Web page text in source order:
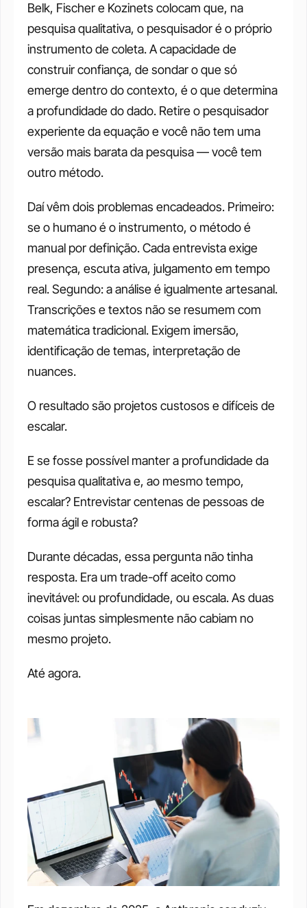
Belk, Fischer e Kozinets colocam que, na
pesquisa qualitativa, o pesquisador é o próprio
instrumento de coleta. A capacidade de
construir confiança, de sondar o que só
emerge dentro do contexto, é o que determina
a profundidade do dado. Retire o pesquisador
experiente da equação e você não tem uma
versão mais barata da pesquisa — você tem
outro método.
Daí vêm dois problemas encadeados. Primeiro:
se o humano é o instrumento, o método é
manual por definição. Cada entrevista exige
presença, escuta ativa, julgamento em tempo
real. Segundo: a análise é igualmente artesanal.
Transcrições e textos não se resumem com
matemática tradicional. Exigem imersão,
identificação de temas, interpretação de
nuances.
O resultado são projetos custosos e difíceis de
escalar.
E se fosse possível manter a profundidade da
pesquisa qualitativa e, ao mesmo tempo,
escalar? Entrevistar centenas de pessoas de
forma ágil e robusta?
Durante décadas, essa pergunta não tinha
resposta. Era um trade-off aceito como
inevitável: ou profundidade, ou escala. As duas
coisas juntas simplesmente não cabiam no
mesmo projeto.
Até agora.